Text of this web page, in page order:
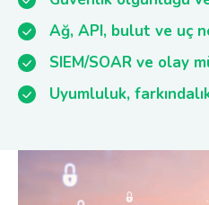
Ağ, API, bulut ve uç
SIEM/SOAR ve olay
Uyumluluk,